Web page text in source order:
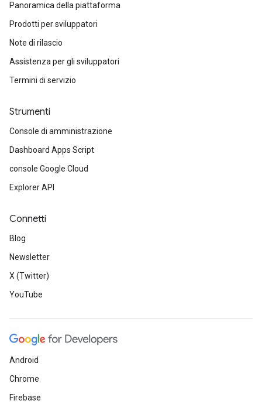
Panoramica della piattaforma
Prodotti per sviluppatori
Note di rilascio
Assistenza per gli sviluppatori
Termini di servizio
Strumenti
Console di amministrazione
Dashboard Apps Script
console Google Cloud
Explorer API
Connetti
Blog
Newsletter
X (Twitter)
YouTube
Android
Chrome
Firebase